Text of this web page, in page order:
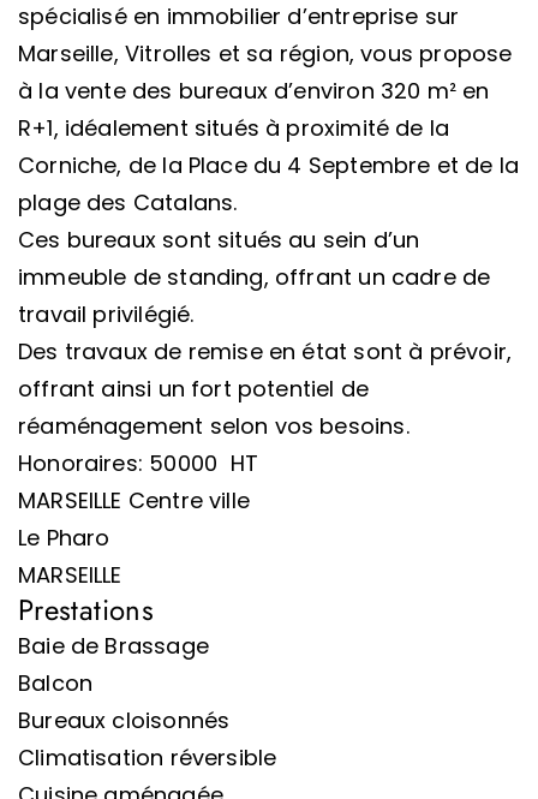
spécialisé en immobilier d’entreprise sur
Marseille, Vitrolles et sa région, vous propose
à la vente des bureaux d’environ 320 m² en
R+1, idéalement situés à proximité de la
Corniche, de la Place du 4 Septembre et de la
plage des Catalans.
Ces bureaux sont situés au sein d’un
immeuble de standing, offrant un cadre de
travail privilégié.
Des travaux de remise en état sont à prévoir,
offrant ainsi un fort potentiel de
réaménagement selon vos besoins.
Honoraires: 50000  HT
MARSEILLE Centre ville
Le Pharo
MARSEILLE
Prestations
Baie de Brassage
Balcon
Bureaux cloisonnés
Climatisation réversible